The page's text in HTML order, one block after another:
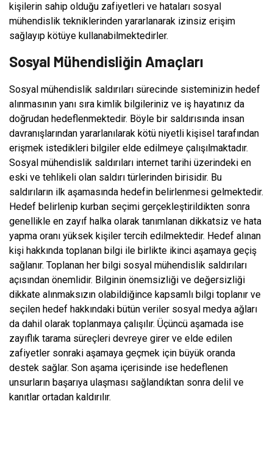
kişilerin sahip olduğu zafiyetleri ve hataları sosyal
mühendislik tekniklerinden yararlanarak izinsiz erişim
sağlayıp kötüye kullanabilmektedirler.
Sosyal Mühendisliğin Amaçları
Sosyal mühendislik saldırıları sürecinde sisteminizin hedef
alınmasının yanı sıra kimlik bilgileriniz ve iş hayatınız da
doğrudan hedeflenmektedir. Böyle bir saldırısında insan
davranışlarından yararlanılarak kötü niyetli kişisel tarafından
erişmek istedikleri bilgiler elde edilmeye çalışılmaktadır.
Sosyal mühendislik saldırıları internet tarihi üzerindeki en
eski ve tehlikeli olan saldırı türlerinden birisidir. Bu
saldırıların ilk aşamasında hedefin belirlenmesi gelmektedir.
Hedef belirlenip kurban seçimi gerçekleştirildikten sonra
genellikle en zayıf halka olarak tanımlanan dikkatsiz ve hata
yapma oranı yüksek kişiler tercih edilmektedir. Hedef alınan
kişi hakkında toplanan bilgi ile birlikte ikinci aşamaya geçiş
sağlanır. Toplanan her bilgi sosyal mühendislik saldırıları
açısından önemlidir. Bilginin önemsizliği ve değersizliği
dikkate alınmaksızın olabildiğince kapsamlı bilgi toplanır ve
seçilen hedef hakkındaki bütün veriler sosyal medya ağları
da dahil olarak toplanmaya çalışılır. Üçüncü aşamada ise
zayıflık tarama süreçleri devreye girer ve elde edilen
zafiyetler sonraki aşamaya geçmek için büyük oranda
destek sağlar. Son aşama içerisinde ise hedeflenen
unsurların başarıya ulaşması sağlandıktan sonra delil ve
kanıtlar ortadan kaldırılır.